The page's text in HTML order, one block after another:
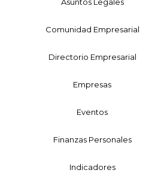
Comunidad Empresarial
Directorio Empresarial
Empresas
Eventos
Finanzas Personales
Indicadores